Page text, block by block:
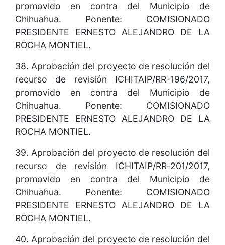
promovido en contra del Municipio de
Chihuahua. Ponente: COMISIONADO
PRESIDENTE ERNESTO ALEJANDRO DE LA
ROCHA MONTIEL.
38. Aprobación del proyecto de resolución del
recurso de revisión ICHITAIP/RR-196/2017,
promovido en contra del Municipio de
Chihuahua. Ponente: COMISIONADO
PRESIDENTE ERNESTO ALEJANDRO DE LA
ROCHA MONTIEL.
39. Aprobación del proyecto de resolución del
recurso de revisión ICHITAIP/RR-201/2017,
promovido en contra del Municipio de
Chihuahua. Ponente: COMISIONADO
PRESIDENTE ERNESTO ALEJANDRO DE LA
ROCHA MONTIEL.
40. Aprobación del proyecto de resolución del